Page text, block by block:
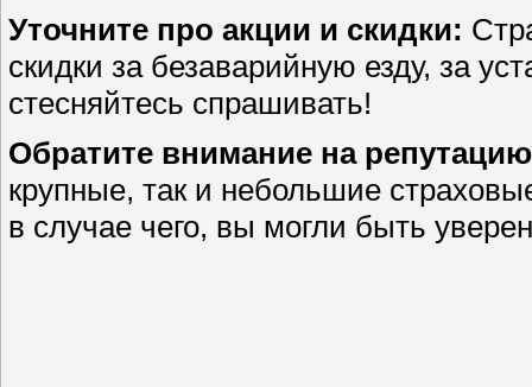
Уточните про акции и скидки:
скидки за безаварийную езду, за
стесняйтесь спрашивать!
Обратите внимание на
крупные, так и небольшие
в случае чего, вы могли быть